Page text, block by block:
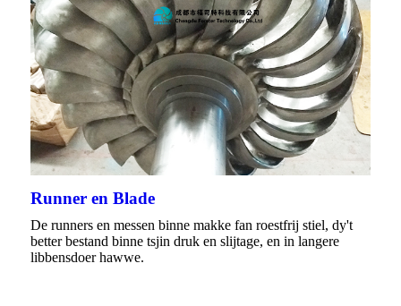
Runner en Blade
De runners en messen binne makke fan roestfrij stiel, dy't
better bestand binne tsjin druk en slijtage, en in langere
libbensdoer hawwe.